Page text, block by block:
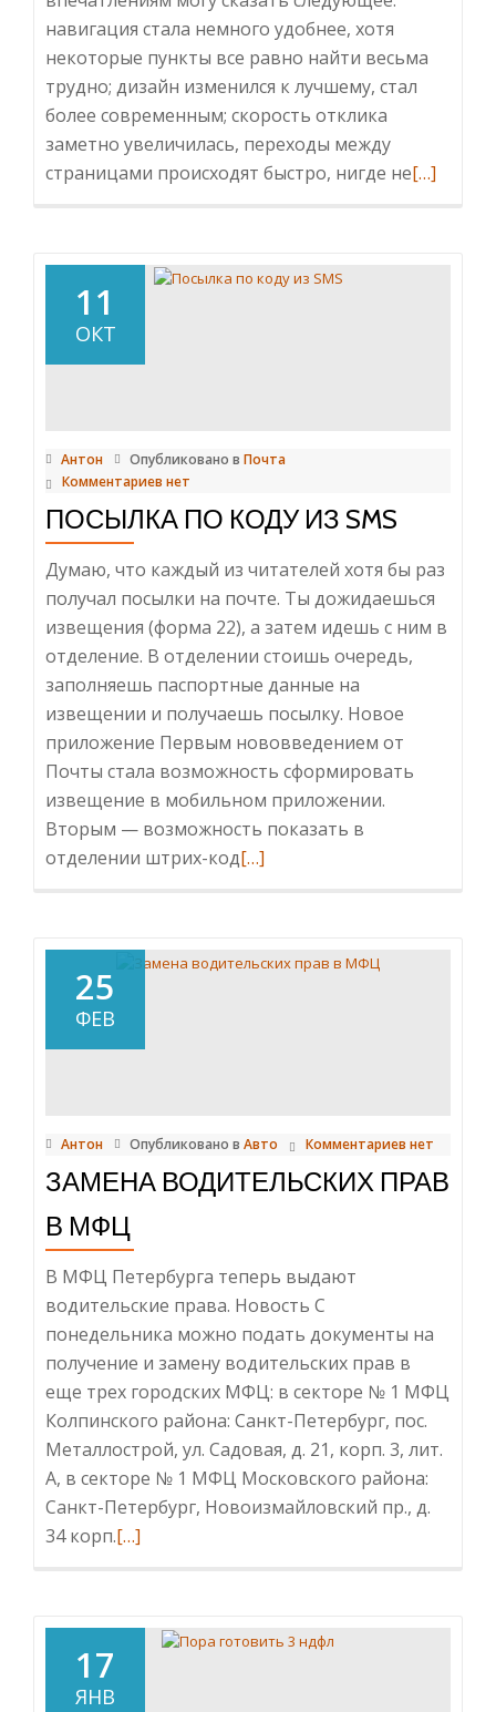
навигация стала немного удобнее, хотя
некоторые пункты все равно найти весьма
трудно; дизайн изменился к лучшему, стал
более современным; скорость отклика
заметно увеличилась, переходы между
страницами происходят быстро, нигде неЧитать
[…]
11
ОКТ
Антон Опубликовано в Почта
Комментариев нет
ПОСЫЛКА ПО КОДУ ИЗ SMS
Думаю, что каждый из читателей хотя бы раз
получал посылки на почте. Ты дожидаешься
извещения (форма 22), а затем идешь с ним в
отделение. В отделении стоишь очередь,
заполняешь паспортные данные на
извещении и получаешь посылку. Новое
приложение Первым нововведением от
Почты стала возможность сформировать
извещение в мобильном приложении.
Вторым — возможность показать в
отделении штрих-кодЧитать
коду
[…]
25
ФЕВ
Антон Опубликовано в Авто Комментариев нет
ЗАМЕНА ВОДИТЕЛЬСКИХ ПРАВ
В МФЦ
В МФЦ Петербурга теперь выдают
водительские права. Новость С
понедельника можно подать документы на
получение и замену водительских прав в
еще трех городских МФЦ: в секторе № 1 МФЦ
Колпинского района: Санкт-Петербург, пос.
Металлострой, ул. Садовая, д. 21, корп. 3, лит.
А, в секторе № 1 МФЦ Московского района:
Санкт-Петербург, Новоизмайловский пр., д.
34 корп.Читать
[…]
17
ЯНВ